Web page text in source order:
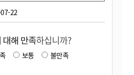
22
대해 만족하십니까?
보통
불만족